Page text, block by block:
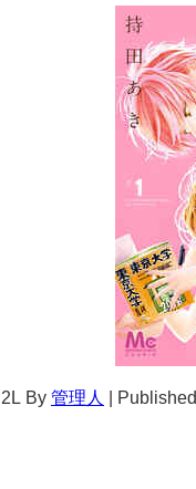
2L By 管理人 Published